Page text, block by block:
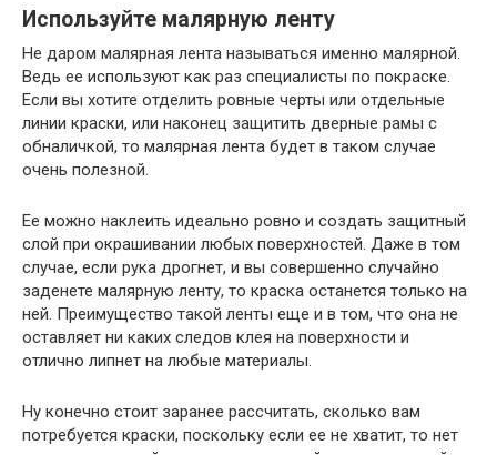
Используйте малярную ленту
Не даром малярная лента называться именно малярной.
Ведь ее используют как раз специалисты по покраске.
Если вы хотите отделить ровные черты или отдельные
линии краски, или наконец защитить дверные рамы с
обналичкой, то малярная лента будет в таком случае
очень полезной.
Ее можно наклеить идеально ровно и создать защитный
слой при окрашивании любых поверхностей. Даже в том
случае, если рука дрогнет, и вы совершенно случайно
заденете малярную ленту, то краска останется только на
ней. Преимущество такой ленты еще и в том, что она не
оставляет ни каких следов клея на поверхности и
отлично липнет на любые материалы.
Ну конечно стоит заранее рассчитать, сколько вам
потребуется краски, поскольку если ее не хватит, то нет